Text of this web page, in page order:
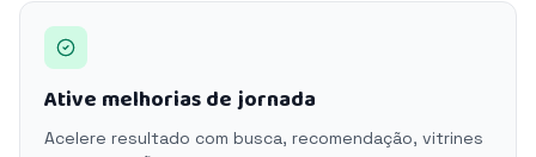
Ative melhorias de jornada
Acelere resultado com busca, recomendação, vitrines